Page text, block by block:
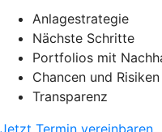
Anlagestrategie
Nächste Schritte
Portfolios mit
Chancen und Risiken
Transparenz
Jetzt Termin vereinbaren